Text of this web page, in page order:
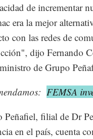
de incrementar
era la mejor
con las redes de
dijo Fernando
de Grupo
FEMSA
Peñafiel, filial de Dr
en el país, cuenta